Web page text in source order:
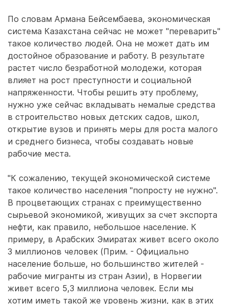
По словам Армана Бейсембаева, экономическая
система Казахстана сейчас не может "переварить"
такое количество людей. Она не может дать им
достойное образование и работу. В результате
растет число безработной молодежи, которая
влияет на рост преступности и социальной
напряженности. Чтобы решить эту проблему,
нужно уже сейчас вкладывать немалые средства
в строительство новых детских садов, школ,
открытие вузов и принять меры для роста малого
и среднего бизнеса, чтобы создавать новые
рабочие места.
"К сожалению, текущей экономической системе
такое количество населения "попросту не нужно".
В процветающих странах с преимущественно
сырьевой экономикой, живущих за счет экспорта
нефти, как правило, небольшое население. К
примеру, в Арабских Эмиратах живет всего около
3 миллионов человек (Прим. - Официально
население больше, но большинство жителей -
рабочие мигранты из стран Азии), в Норвегии
живет всего 5,3 миллиона человек. Если мы
хотим иметь такой же уровень жизни, как в этих